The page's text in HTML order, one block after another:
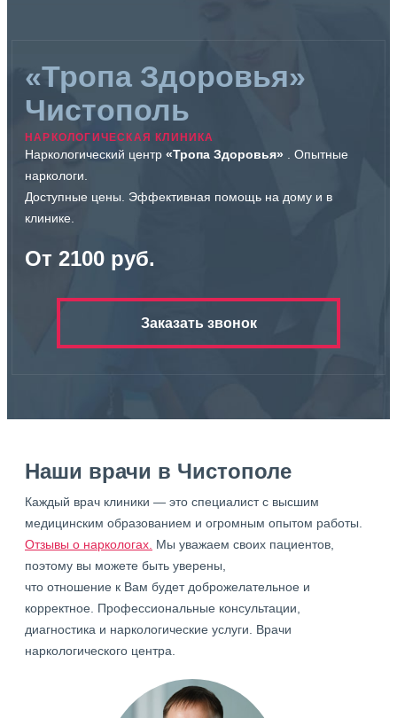
«Тропа Здоровья»
Чистополь
НАРКОЛОГИЧЕСКАЯ КЛИНИКА
Наркологический центр «Тропа Здоровья» . Опытные
наркологи.
Доступные цены. Эффективная помощь на дому и в
клинике.
От 2100 руб.
Заказать звонок
Наши врачи в Чистополе
Каждый врач клиники — это специалист с высшим
медицинским образованием и огромным опытом работы.
Отзывы о наркологах. Мы уважаем своих пациентов,
поэтому вы можете быть уверены,
что отношение к Вам будет доброжелательное и
корректное. Профессиональные консультации,
диагностика и наркологические услуги. Врачи
наркологического центра.